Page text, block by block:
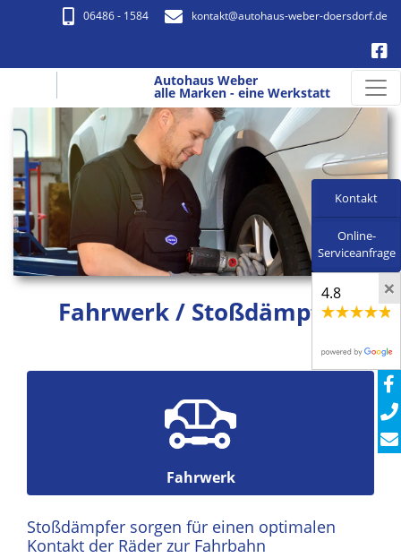
06486 - 1584 kontakt​@autohaus-weber-doersdorf.de
Autohaus Weber
alle Marken - eine Werkstatt
Fahrwerk / Stoßdämpfer
Fahrwerk
Stoßdämpfer sorgen für einen optimalen
Kontakt der Räder zur Fahrbahn
Kontakt
Online-
Serviceanfrage
×
4.8